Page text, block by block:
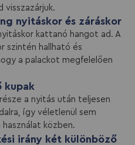
visszazárjuk.
nyitáskor és záráskor
kattanó hangot ad. A
szintén hallható és
a palackot megfelelően
kupak
a nyitás után teljesen
így véletlenül sem
használat közben.
irány két különböző